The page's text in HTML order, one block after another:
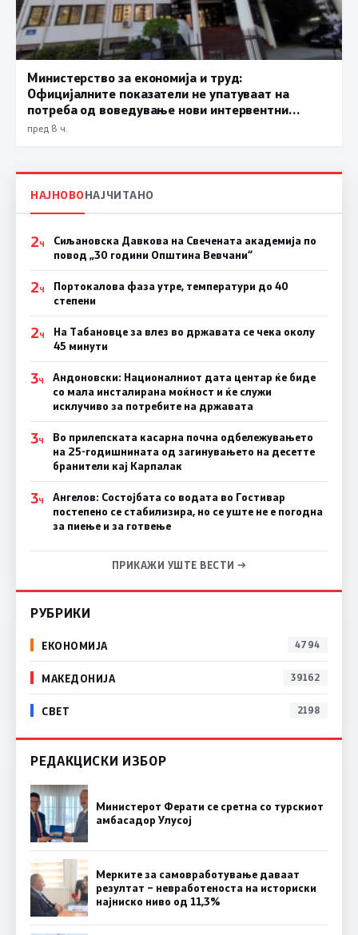
Министерство за економија и труд:
Официјалните показатели не упатуваат на
потреба од воведување нови интервентни
мерки, ценовните движења се стабилни
пред 8 ч.
НАЈНОВОНАЈЧИТАНО
2Ч
Сиљановска Давкова на Свечената академија по
повод „30 години Општина Вевчани“
2Ч
Портокалова фаза утре, температури до 40
степени
2Ч
На Табановце за влез во државата се чека околу
45 минути
3Ч
Андоновски: Националниот дата центар ќе биде
со мала инсталирана моќност и ќе служи
исклучиво за потребите на државата
3Ч
Во прилепската касарна почна одбележувањето
на 25-годишнината од загинувањето на десетте
бранители кај Карпалак
3Ч
Ангелов: Состојбата со водата во Гостивар
постепено се стабилизира, но се уште не е погодна
за пиење и за готвење
ПРИКАЖИ УШТЕ ВЕСТИ →
РУБРИКИ
ЕКОНОМИЈА 4794
МАКЕДОНИЈА 39162
СВЕТ 2198
РЕДАКЦИСКИ ИЗБОР
Министерот Ферати се сретна со турскиот
амбасадор Улусој
Мерките за самовработување даваат
резултат – невработеноста на историски
најниско ниво од 11,3%